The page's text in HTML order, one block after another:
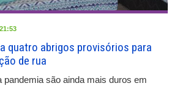
quatro abrigos provisórios para
de rua
são ainda mais duros em